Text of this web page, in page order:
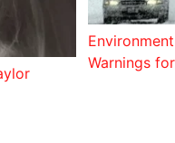
Warnings